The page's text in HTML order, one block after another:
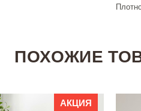
ПОХОЖИЕ
АКЦИЯ